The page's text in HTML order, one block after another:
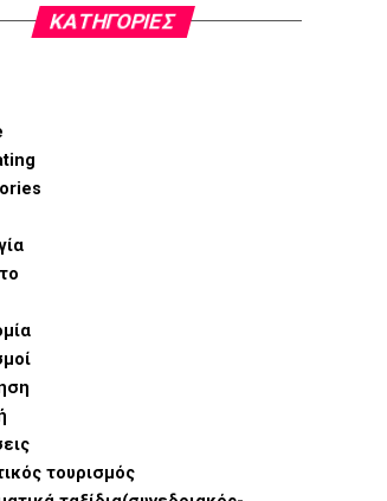
KΑΤΗΓΟΡΊΕΣ
τουρισμός